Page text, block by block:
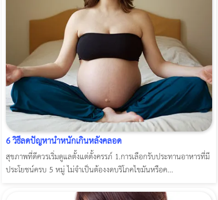
6 วิธีลดปัญหาน้ำหนักเกินหลังคลอด
สุขภาพที่ดีควรเริ่มดูแลตั้งแต่ตั้งครรภ์ 1.การเลือกรับประทานอาหารที่มี
ประโยชน์ครบ 5 หมู่ ไม่จำเป็นต้องงดบริโภคไขมันหรือค...